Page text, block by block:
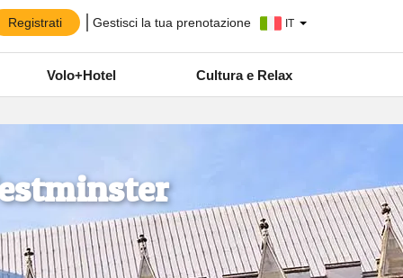
Registrati Gestisci la tua prenotazione IT
Volo+Hotel Cultura e Relax